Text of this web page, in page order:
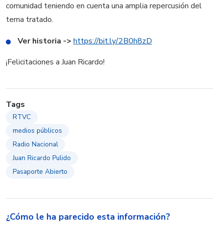
comunidad teniendo en cuenta una amplia repercusión del
tema tratado.
Ver historia -> https://bit.ly/2B0h8zD
¡Felicitaciones a Juan Ricardo!
Tags
RTVC
medios públicos
Radio Nacional
Juan Ricardo Pulido
Pasaporte Abierto
¿Cómo le ha parecido esta información?